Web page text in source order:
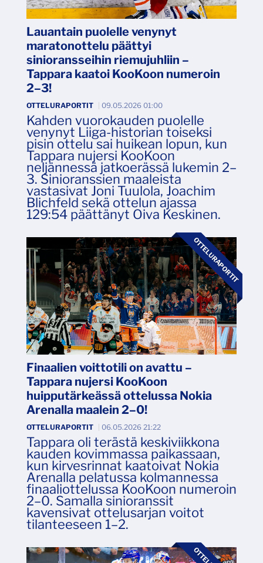
Lauantain puolelle venynyt
maratonottelu päättyi
sinioransseihin riemujuhliin –
Tappara kaatoi KooKoon numeroin
2–3!
OTTELURAPORTIT 09.05.2026 01:00
Kahden vuorokauden puolelle
venynyt Liiga-historian toiseksi
pisin ottelu sai huikean lopun, kun
Tappara nujersi KooKoon
neljännessä jatkoerässä lukemin 2–
3. Sinioranssien maaleista
vastasivat Joni Tuulola, Joachim
Blichfeld sekä ottelun ajassa
129:54 päättänyt Oiva Keskinen.
OTTELURAPORTIT
Finaalien voittotili on avattu –
Tappara nujersi KooKoon
huipputärkeässä ottelussa Nokia
Arenalla maalein 2–0!
OTTELURAPORTIT 06.05.2026 21:22
Tappara oli terästä keskiviikkona
kauden kovimmassa paikassaan,
kun kirvesrinnat kaatoivat Nokia
Arenalla pelatussa kolmannessa
finaaliottelussa KooKoon numeroin
2–0. Samalla sinioranssit
kavensivat ottelusarjan voitot
tilanteeseen 1–2.